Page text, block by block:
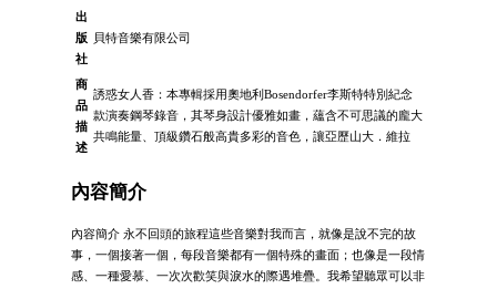
出
版
社
貝特音樂有限公司
商
品
描
述
誘惑女人香：本專輯採用奧地利Bosendorfer李斯特特別紀念
款演奏鋼琴錄音，其琴身設計優雅如畫，蘊含不可思議的龐大
共鳴能量、頂級鑽石般高貴多彩的音色，讓亞歷山大．維拉
內容簡介
內容簡介 永不回頭的旅程這些音樂對我而言，就像是說不完的故
事，一個接著一個，每段音樂都有一個特殊的畫面；也像是一段情
感、一種愛慕、一次次歡笑與淚水的際遇堆疊。我希望聽眾可以非